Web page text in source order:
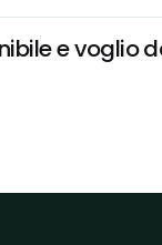
e voglio